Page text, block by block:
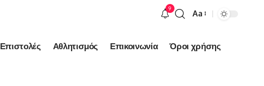
9
Font
Aa
Επιστολές Αθλητισμός Επικοινωνία Όροι χρήσης